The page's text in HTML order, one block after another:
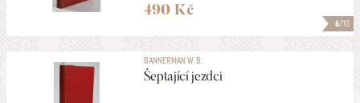
6/10
490 Kč
BANNERMAN W. B.
Šeptající jezdci